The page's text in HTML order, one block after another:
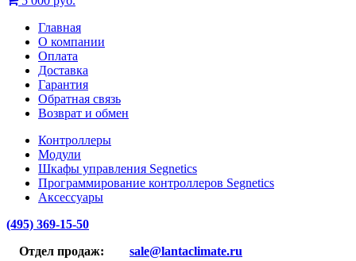
Главная
О компании
Оплата
Доставка
Гарантия
Обратная связь
Возврат и обмен
Контроллеры
Модули
Шкафы управления Segnetics
Программирование контроллеров Segnetics
Аксессуары
(495) 369-15-50
Отдел продаж: sale@lantaclimate.ru